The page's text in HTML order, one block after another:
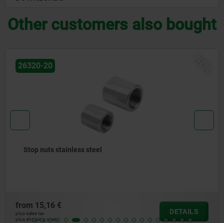
Other customers also bought
26320-20
Stop nuts stainless steel
from 15,16 €
plus sales tax
plus shipping costs
DETAILS